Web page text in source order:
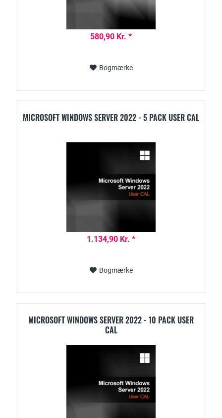
580,90 Kr. *
Bogmærke
MICROSOFT WINDOWS SERVER 2022 - 5 PACK USER CAL
1.134,90 Kr. *
Bogmærke
MICROSOFT WINDOWS SERVER 2022 - 10 PACK USER
CAL